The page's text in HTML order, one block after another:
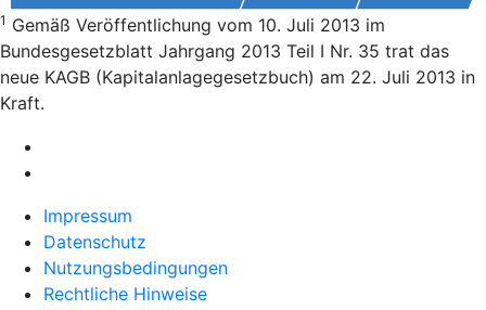
1 Gemäß Veröffentlichung vom 10. Juli 2013 im
Bundesgesetzblatt Jahrgang 2013 Teil I Nr. 35 trat das
neue KAGB (Kapitalanlagegesetzbuch) am 22. Juli 2013 in
Kraft.
Impressum
Datenschutz
Nutzungsbedingungen
Rechtliche Hinweise